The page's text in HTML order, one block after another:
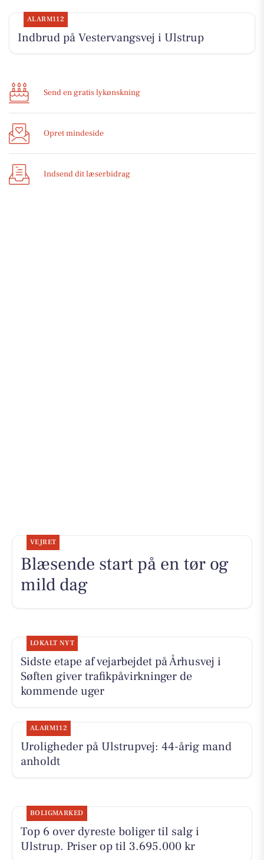
ALARM112
Indbrud på Vestervangsvej i Ulstrup
Send en gratis lykønskning
Opret mindeside
Indsend dit læserbidrag
VEJRET
Blæsende start på en tør og
mild dag
LOKALT NYT
Sidste etape af vejarbejdet på Århusvej i
Søften giver trafikpåvirkninger de
kommende uger
ALARM112
Uroligheder på Ulstrupvej: 44-årig mand
anholdt
BOLIGMARKED
Top 6 over dyreste boliger til salg i
Ulstrup. Priser op til 3.695.000 kr